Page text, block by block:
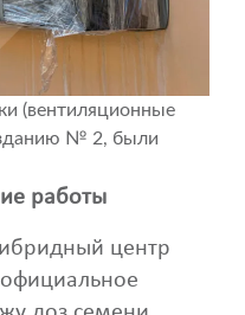
(вентиляционные
№ 2, были
работы
центр